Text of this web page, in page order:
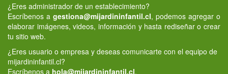
¿Eres administrador de un establecimiento?
Escríbenos a gestiona@mijardininfantil.cl, podemos agregar o
elaborar imágenes, videos, información y hasta rediseñar o crear
tu sitio web.
¿Eres usuario o empresa y deseas comunicarte con el equipo de
mijardininfantil.cl?
Escríbenos a hola@mijardininfantil.cl.